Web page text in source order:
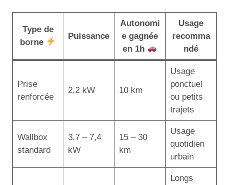
Type de
borne
Puissance
Autonomi
e gagnée
en 1h
Usage
recomma
ndé
Prise
renforcée
2,2 kW 10 km
Usage
ponctuel
ou petits
trajets
Wallbox
standard
3,7 – 7,4
kW
15 – 30
km
Usage
quotidien
urbain
Longs